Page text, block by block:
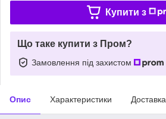
Купити з
Що таке купити з Пром?
Замовлення під захистом
Опис Характеристики Доставка